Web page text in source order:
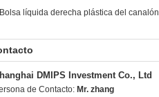
Bolsa líquida derecha plástica del canalón
DMIPS Investment Co., Ltd
de Contacto: Mr. zhang